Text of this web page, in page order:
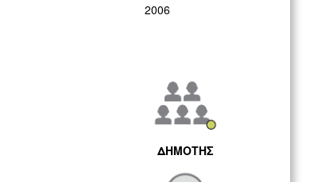
2006
ΔΗΜΟΤΗΣ